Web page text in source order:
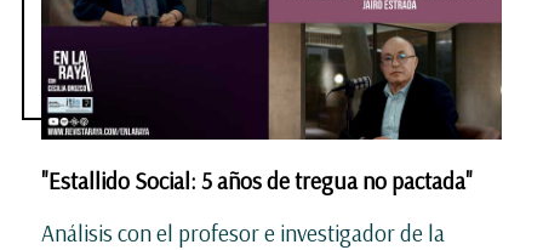
"Estallido Social: 5 años de tregua no pactada"
Análisis con el profesor e investigador de la